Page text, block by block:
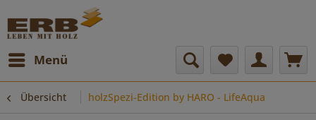
Menü
Übersicht holzSpezi-Edition by HARO - LifeAqua